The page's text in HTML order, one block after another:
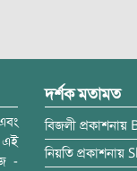
এই
-
দর্শক মতামত
বিজলী প্রকাশনায়
নিয়তি প্রকাশনায়